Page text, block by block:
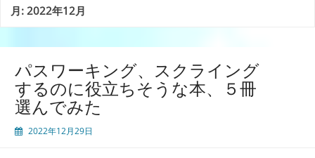
月:2022年12月
パスワーキング、スクライング
するのに役立ちそうな本、５冊
選んでみた
2022年12月29日